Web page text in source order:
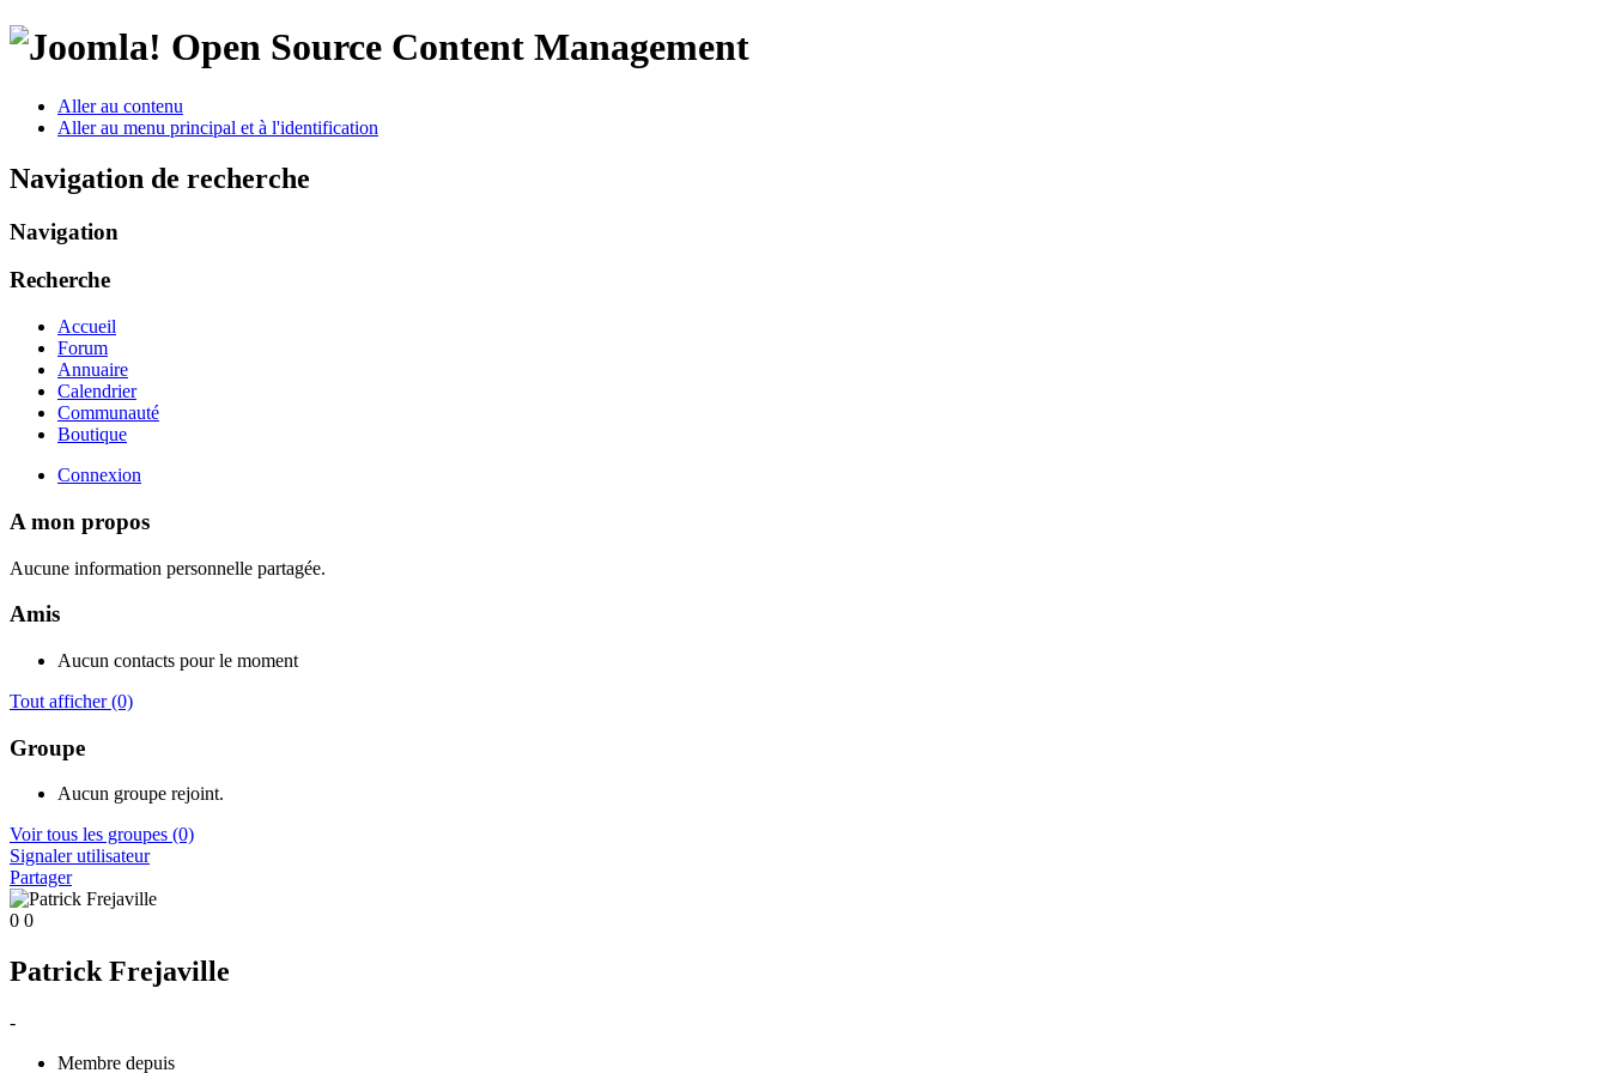
Open Source Content Management
Aller au contenu
Aller au menu principal et à l'identification
Navigation de recherche
Navigation
Recherche
Accueil
Forum
Annuaire
Calendrier
Communauté
Boutique
Connexion
A mon propos
Aucune information personnelle partagée.
Amis
Aucun contacts pour le moment
Tout afficher (0)
Groupe
Aucun groupe rejoint.
Voir tous les groupes (0)
Signaler utilisateur
Partager
0 0
Patrick Frejaville
-
Membre depuis